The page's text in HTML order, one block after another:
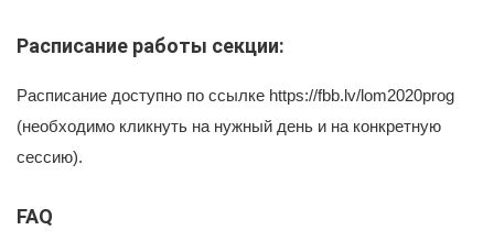
Расписание работы секции:
Расписание доступно по ссылке https://fbb.lv/lom2020prog
(необходимо кликнуть на нужный день и на конкретную
сессию).
FAQ